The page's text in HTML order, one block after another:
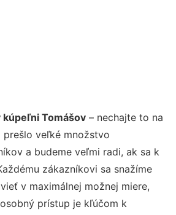
kúpeľni Tomášov – nechajte to na
prešlo veľké množstvo
a budeme veľmi radi, ak sa k
zákazníkovi sa snažíme
v maximálnej možnej miere,
prístup je kľúčom k